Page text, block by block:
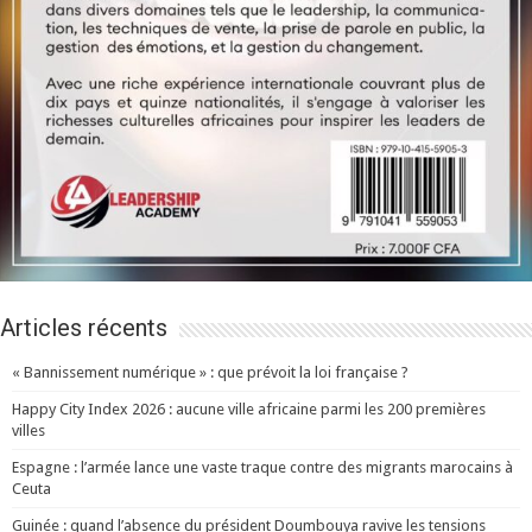
Articles récents
« Bannissement numérique » : que prévoit la loi française ?
Happy City Index 2026 : aucune ville africaine parmi les 200 premières
villes
Espagne : l’armée lance une vaste traque contre des migrants marocains à
Ceuta
Guinée : quand l’absence du président Doumbouya ravive les tensions